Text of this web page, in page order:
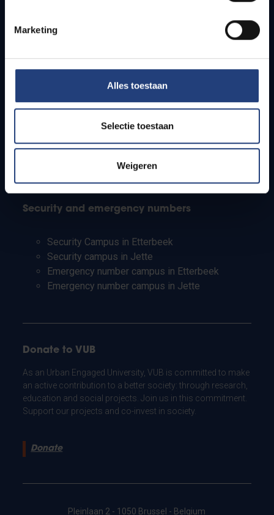
Marketing
Alles toestaan
Selectie toestaan
Weigeren
Students
PhD students
Teachers and secondary schools
Working students
Security and emergency numbers
Security Campus in Etterbeek
Security campus in Jette
Emergency number campus in Etterbeek
Emergency number campus in Jette
Donate to VUB
As an Urban Engaged University, VUB is committed to make
an active contribution to a better society: through research,
education and social projects. Join us in this commitment.
Support our projects and co-invest in society.
Donate
Pleinlaan 2 - 1050 Brussel - Belgium